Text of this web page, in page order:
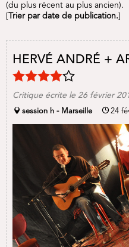
(du plus récent au plus ancien).
Trier par date de publication.
HERVÉ ANDRÉ +
Critique écrite le 26 février
session h - Marseille 24